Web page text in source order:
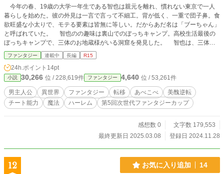
今年の春、19歳の大学一年生である智也は親元を離れ、慣れない東京で一人
暮らしを始めた。彼の外見は一言で言って不細工。背が低く、一重で団子鼻。食
欲旺盛な小太りで、モテる要素は皆無に等しい。だからあだ名は「ブーちゃん」
と呼ばれていた。 智也のの趣味は裏山でのぼっちキャンプ。高校生活最後の
ぼっちキャンプで、三体のお地蔵様がいる洞窟を発見した。 智也は、三体の
お地蔵様から「不遇な扱いを受けて苦しんでいる者達を救って欲しい」という願
いと共に、「言語能力」「鑑定」そして「能力100万倍」という驚異的なExスキ
ルを授かった。 お地蔵様の助言に従い異世界へと旅立った智也は、そこで異
様な環境を目の当たりにする。この世界は地球とはあべこべであった。美意識は
地球とは正反対。しかも男性は女性よりも背が低く、痩せて弱々しかった。更に
性に対しても消極的。それに比べ女性は勇ましく、体格も男性よりも大きく性欲
も旺盛であった。 地球では不細工でモテなかった智也は、異世界では超絶美
迫害を受け、劣悪な環境下で奴隷として働かされている光景を目の当たりにす
く。 しかしこのスキルには「性欲が100万倍」に上がってしまうという副作用
も隠されていた。 この物語は、お地蔵様から授かった能力を駆使し、あべこ
べな世界で妨げられている者達を救いだし、様々な奴隷と愛を育みながら、巨大
ファンタジー 連載中 長編 R15
24h.ポイント 14pt
小説 30,266 位 / 228,619件 ファンタジー 4,640 位 / 53,261件
男主人公 異世界 ファンタジー 転移 あべこべ
美醜逆転
チート能力
魔法 ハーレム 第5回次世代ファンタジーカップ
感想数 0
文字数 179,553
最終更新日 2025.03.08
登録日 2024.11.28
12 お気に入り追加 14